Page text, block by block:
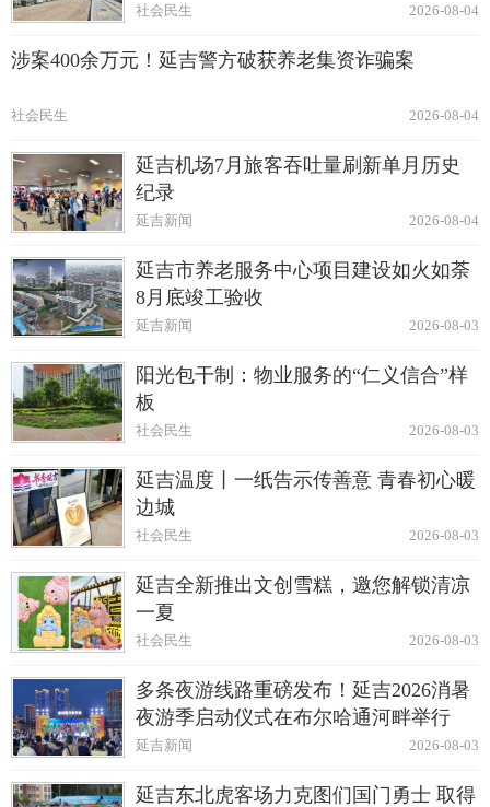
2026-08-04
社会民生
涉案400余万元！延吉警方破获养老集资诈骗案
2026-08-04
社会民生
延吉机场7月旅客吞吐量刷新单月历史
纪录
2026-08-04
延吉新闻
延吉市养老服务中心项目建设如火如荼
8月底竣工验收
2026-08-03
延吉新闻
阳光包干制：物业服务的“仁义信合”样
板
2026-08-03
社会民生
延吉温度丨一纸告示传善意 青春初心暖
边城
2026-08-03
社会民生
延吉全新推出文创雪糕，邀您解锁清凉
一夏
2026-08-03
社会民生
多条夜游线路重磅发布！延吉2026消暑
夜游季启动仪式在布尔哈通河畔举行
2026-08-03
延吉新闻
延吉东北虎客场力克图们国门勇士 取得